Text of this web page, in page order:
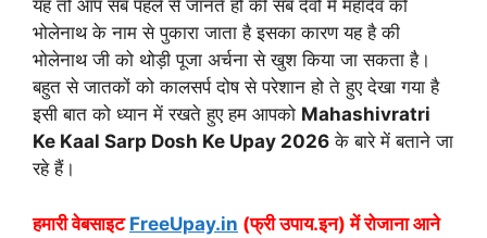
यह तो आप सब पहले से जानते हो की सब देवों में महादेव को
भोलेनाथ के नाम से पुकारा जाता है इसका कारण यह है की
भोलेनाथ जी को थोड़ी पूजा अर्चना से खुश किया जा सकता है।
बहुत से जातकों को कालसर्प दोष से परेशान हो ते हुए देखा गया है
इसी बात को ध्यान में रखते हुए हम आपको Mahashivratri
Ke Kaal Sarp Dosh Ke Upay 2026 के बारे में बताने जा
रहे हैं।
हमारी वेबसाइट FreeUpay.in (फ्री उपाय.इन) में रोजाना आने